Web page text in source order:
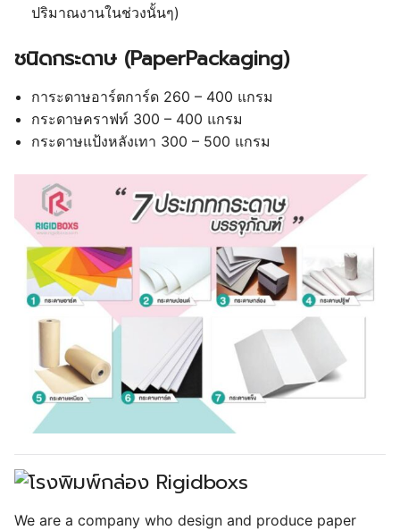
ปริมาณงานในช่วงนั้นๆ)
ชนิดกระดาษ (PaperPackaging)
การะดาษอาร์ตการ์ด 260 – 400 แกรม
กระดาษคราฟท์ 300 – 400 แกรม
กระดาษแป้งหลังเทา 300 – 500 แกรม
We are a company who design and produce paper